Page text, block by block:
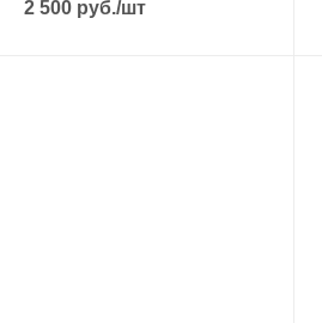
2 500 руб./шт